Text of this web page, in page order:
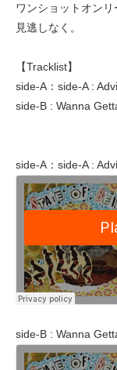
ワンショットオン
見逃しなく。
【Tracklist】
side-A：side-A :
side-B : Wanna
side-A：side-A :
side-B : Wanna